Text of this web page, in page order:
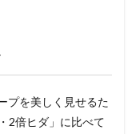
プを美しく見せるた
2倍ヒダ」に比べて